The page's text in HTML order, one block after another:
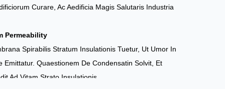
Curare, Ac Aedificia Magis Salutaris Industria
Permeability
Spirabilis Stratum Insulationis Tuetur, Ut Umor In
Emittatur. Quaestionem De Condensatin Solvit, Et
Ad Vitam Strato Insulationis.